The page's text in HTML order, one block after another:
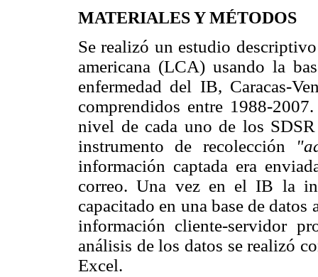
MATERIALES Y MÉTODOS
Se realizó un estudio
americana (LCA) usando la
enfermedad del IB, Caracas-
comprendidos entre 1988-
nivel de cada uno de los
instrumento de recolección
información captada era
correo. Una vez en el IB la
capacitado en una base de
información cliente-servidor
análisis de los datos se realizó
Excel.